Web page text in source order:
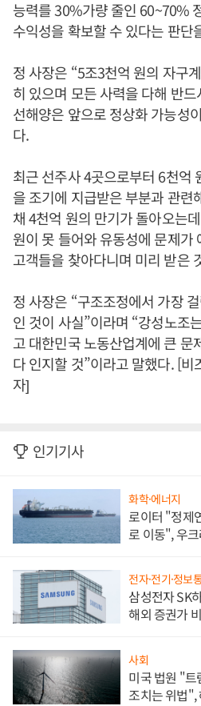
능력를 30%가량 줄인 60~70%
수익성을 확보할 수 있다는 판단
정 사장은 “5조3천억 원의 자구
히 있으며 모든 사력을 다해 반
선해양은 앞으로 정상화 가능성
다.
최근 선주사 4곳으로부터 6천억
을 조기에 지급받은 부분과 관련
채 4천억 원의 만기가 돌아오는
원이 못 들어와 유동성에 문제가
고객들을 찾아다니며 미리 받은
정 사장은 “구조조정에서 가장
인 것이 사실”이라며 “강성노조
고 대한민국 노동산업계에 큰 문
다 인지할 것”이라고 말했다. [비
자]
인기기사
화학·에너지
로이터 "정제
로 이동", 우
전자·전기·정보
삼성전자 SK
해외 증권가
사회
미국 법원 "트
조치는 위법",